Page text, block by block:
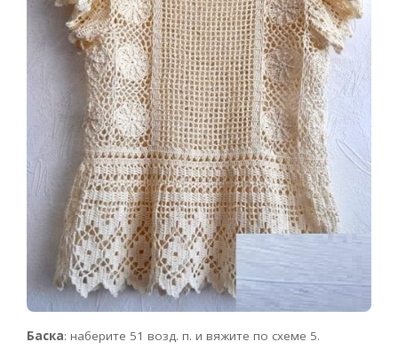
Баска: наберите 51 возд. п. и вяжите по схеме 5.